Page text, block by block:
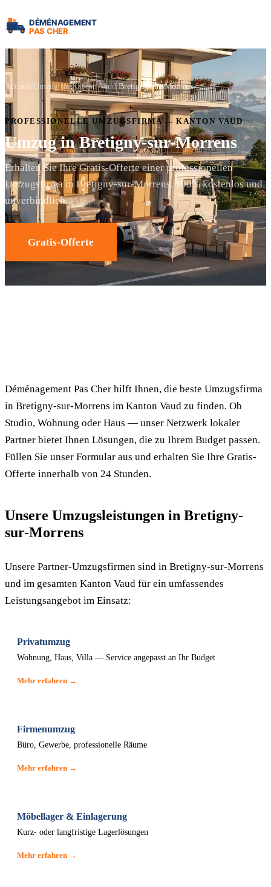
Accueil Umzug im Kanton Vaud Bretigny-sur-Morrens
PROFESSIONELLE UMZUGSFIRMA — KANTON VAUD
Umzug in Bretigny-sur-Morrens
Erhalten Sie Ihre Gratis-Offerte einer professionellen
Umzugsfirma in Bretigny-sur-Morrens. 100% kostenlos und
unverbindlich.
Gratis-Offerte
Déménagement Pas Cher hilft Ihnen, die beste Umzugsfirma
in Bretigny-sur-Morrens im Kanton Vaud zu finden. Ob
Studio, Wohnung oder Haus — unser Netzwerk lokaler
Partner bietet Ihnen Lösungen, die zu Ihrem Budget passen.
Füllen Sie unser Formular aus und erhalten Sie Ihre Gratis-
Offerte innerhalb von 24 Stunden.
Unsere Umzugsleistungen in Bretigny-
sur-Morrens
Unsere Partner-Umzugsfirmen sind in Bretigny-sur-Morrens
und im gesamten Kanton Vaud für ein umfassendes
Leistungsangebot im Einsatz:
Privatumzug
Wohnung, Haus, Villa — Service angepasst an Ihr Budget
Mehr erfahren →
Firmenumzug
Büro, Gewerbe, professionelle Räume
Mehr erfahren →
Möbellager & Einlagerung
Kurz- oder langfristige Lagerlösungen
Mehr erfahren →